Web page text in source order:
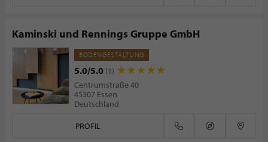
Kaminski und Rennings Gruppe GmbH
BODENGESTALTUNG
5.0/5.0 (1)
Centrumstraße 40
45307 Essen
Deutschland
PROFIL